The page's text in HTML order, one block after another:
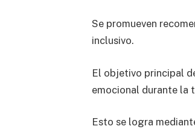
Se promueven
inclusivo.
El objetivo principal
emocional durante la
Esto se logra